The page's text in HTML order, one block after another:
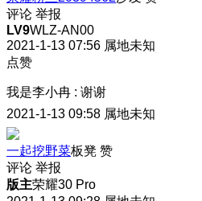
评论 举报
LV9WLZ-AN00
2021-1-13 07:56 属地未知
点赞
我是李小冉 : 谢谢
2021-1-13 09:58 属地未知
一起挖野菜板凳 赞
评论 举报
版主荣耀30 Pro